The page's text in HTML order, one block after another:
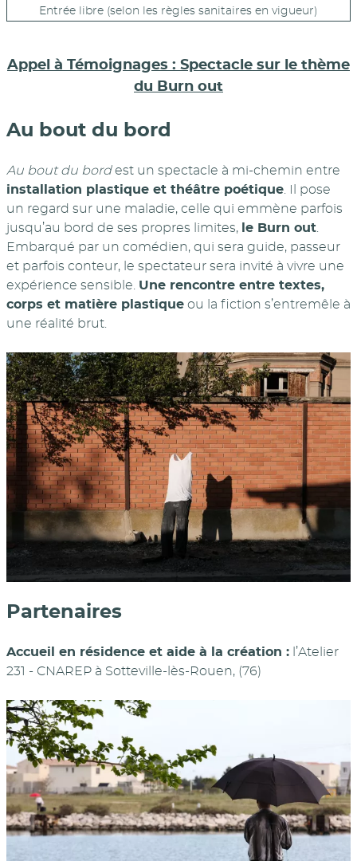
Entrée libre (selon les règles sanitaires en vigueur)
Appel à Témoignages : Spectacle sur le thème
du Burn out
Au bout du bord
Au bout du bordest un spectacle à mi-chemin entre
installation plastique et théâtre poétique . Il pose
un regard sur une maladie, celle qui emmène parfois
jusqu’au bord de ses propres limites, le Burn out
Embarqué par un comédien, qui sera guide, passeur
et parfois conteur, le spectateur sera invité à vivre une
expérience sensible. Une rencontre entre textes,
corps et matière plastique ou la fiction s’entremêle à
une réalité brut.
Partenaires
Accueil en résidence et aide à la création : l’Atelier
231 - CNAREP à Sotteville-lès-Rouen, (76)